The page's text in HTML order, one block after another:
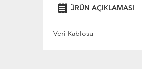
receipt ÜRÜN AÇIKLAMASI
Veri Kablosu